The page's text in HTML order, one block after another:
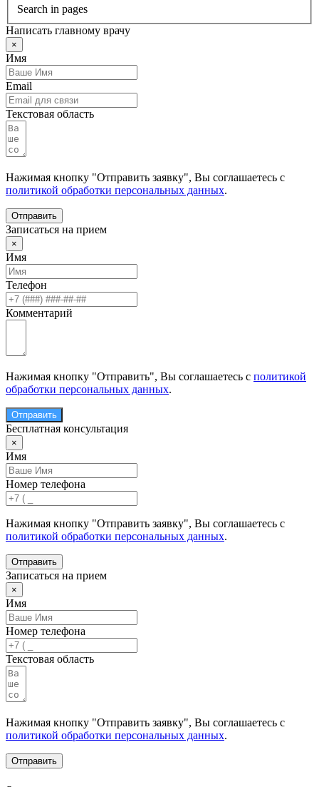
Search in pages
Написать главному врачу
×
Имя
Email
Текстовая область
Нажимая кнопку "Отправить заявку", Вы соглашаетесь с
политикой обработки персональных данных.
Отправить
Записаться на прием
×
Имя
Телефон
Комментарий
Нажимая кнопку "Отправить", Вы соглашаетесь с политикой
обработки персональных данных.
Отправить
Бесплатная консультация
×
Имя
Номер телефона
Нажимая кнопку "Отправить заявку", Вы соглашаетесь с
политикой обработки персональных данных.
Отправить
Записаться на прием
×
Имя
Номер телефона
Текстовая область
Нажимая кнопку "Отправить заявку", Вы соглашаетесь с
политикой обработки персональных данных.
Отправить